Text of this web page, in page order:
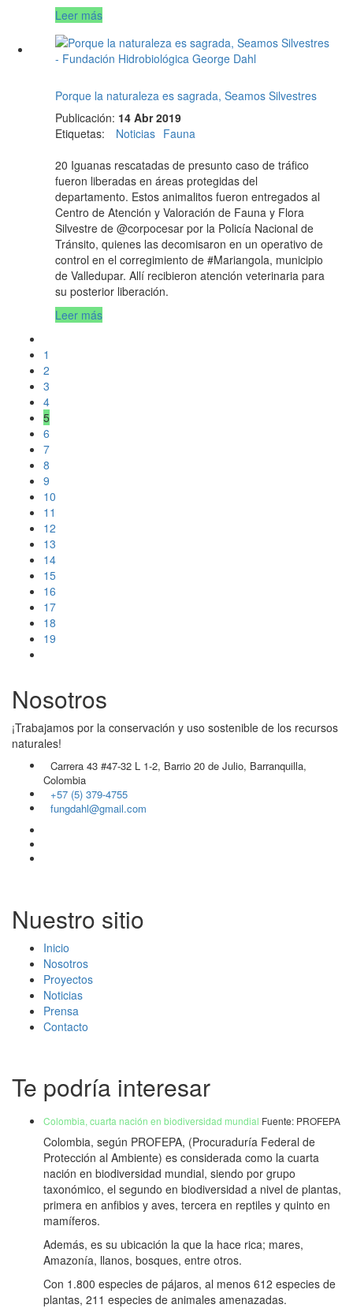
Leer más
Porque la naturaleza es sagrada, Seamos Silvestres
Publicación: 14 Abr 2019
Etiquetas: Noticias Fauna
20 Iguanas rescatadas de presunto caso de tráfico
fueron liberadas en áreas protegidas del
departamento. Estos animalitos fueron entregados al
Centro de Atención y Valoración de Fauna y Flora
Silvestre de @corpocesar por la Policía Nacional de
Tránsito, quienes las decomisaron en un operativo de
control en el corregimiento de #Mariangola, municipio
de Valledupar. Allí recibieron atención veterinaria para
su posterior liberación.
Leer más
1
2
3
4
5
6
7
8
9
10
11
12
13
14
15
16
17
18
19
Nosotros
¡Trabajamos por la conservación y uso sostenible de los recursos
naturales!
Carrera 43 #47-32 L 1-2, Barrio 20 de Julio, Barranquilla,
Colombia
+57 (5) 379-4755
fungdahl@gmail.com
Nuestro sitio
Inicio
Nosotros
Proyectos
Noticias
Prensa
Contacto
Te podría interesar
Colombia, cuarta nación en biodiversidad mundial Fuente: PROFEPA
Colombia, según PROFEPA, (Procuraduría Federal de
Protección al Ambiente) es considerada como la cuarta
nación en biodiversidad mundial, siendo por grupo
taxonómico, el segundo en biodiversidad a nivel de plantas,
primera en anfibios y aves, tercera en reptiles y quinto en
mamíferos.
Además, es su ubicación la que la hace rica; mares,
Amazonía, llanos, bosques, entre otros.
Con 1.800 especies de pájaros, al menos 612 especies de
plantas, 211 especies de animales amenazadas.